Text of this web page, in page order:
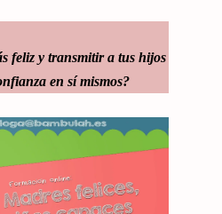
feliz y transmitir a tus hijos
en sí mismos?